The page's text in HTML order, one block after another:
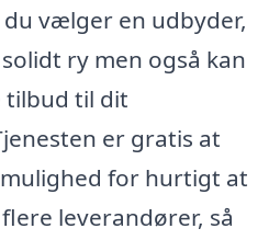
vælger en udbyder,
ry men også kan
tilbud til dit
er gratis at
for hurtigt at
leverandører, så